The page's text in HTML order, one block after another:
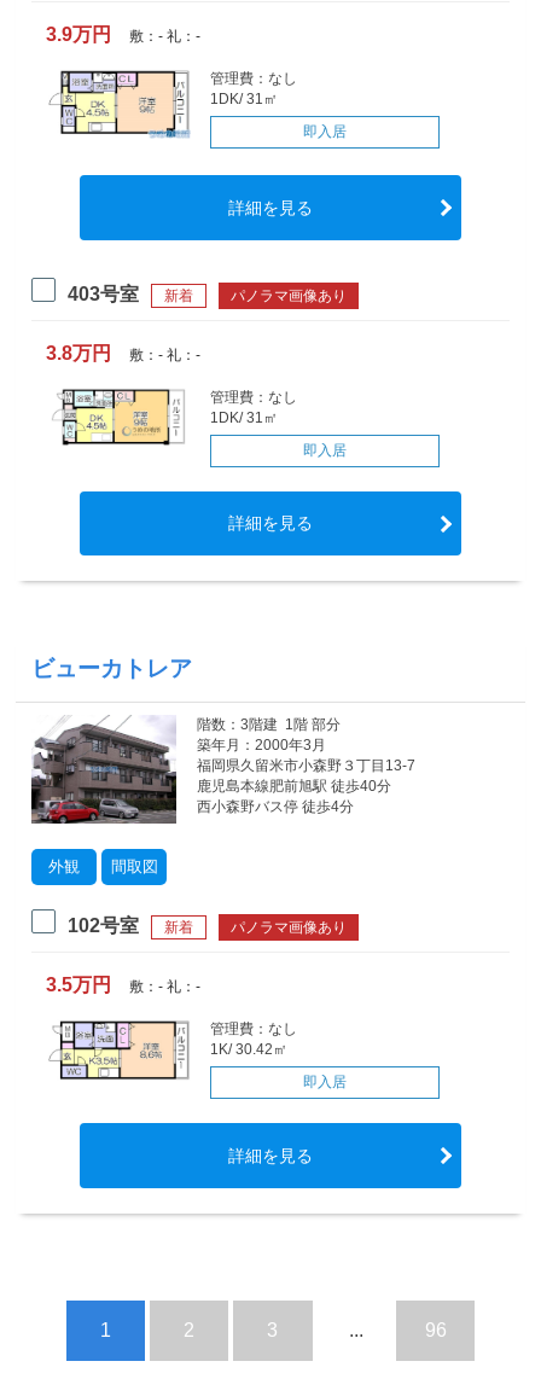
3.9万円 敷：- 礼：-
管理費：なし
1DK/ 31㎡
即入居
詳細を見る
403号室 新着 パノラマ画像あり
3.8万円 敷：- 礼：-
管理費：なし
1DK/ 31㎡
即入居
詳細を見る
ビューカトレア
外観 間取図
階数：3階建 1階 部分
築年月：2000年3月
福岡県久留米市小森野３丁目13-7
鹿児島本線肥前旭駅 徒歩40分
西小森野バス停 徒歩4分
102号室 新着 パノラマ画像あり
3.5万円 敷：- 礼：-
管理費：なし
1K/ 30.42㎡
即入居
詳細を見る
1 2 3 ... 96